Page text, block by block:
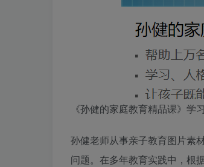
《孙健的家庭教育精品课》
孙健老师从事亲子教育图片素
问题。在多年教育实践中，根